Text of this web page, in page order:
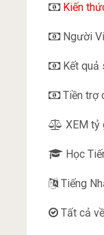
Kiến
Người
Kết quả
Tiền trợ
XEM tỷ
Học
Tiếng
Tất cả